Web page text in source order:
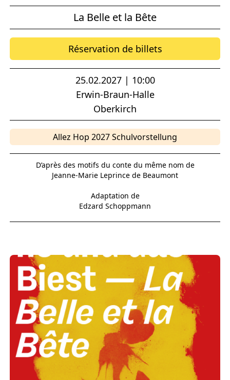
La Belle et la Bête
Réservation de billets
25.02.2027 | 10:00
Erwin-Braun-Halle
Oberkirch
Allez Hop 2027 Schulvorstellung
D’après des motifs du conte du même nom de
Jeanne-Marie Leprince de Beaumont
Adaptation de
Edzard Schoppmann